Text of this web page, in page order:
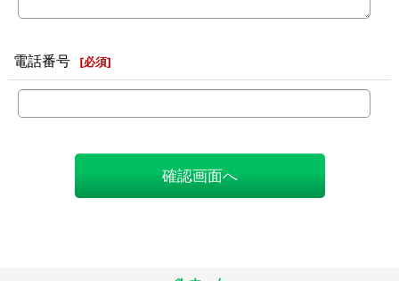
電話番号 [必須]
確認画面へ